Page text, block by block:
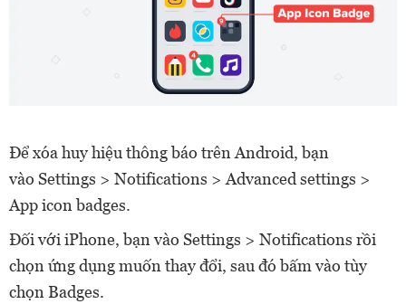
Để xóa huy hiệu thông báo trên Android, bạn
vào Settings > Notifications > Advanced settings >
App icon badges.
Đối với iPhone, bạn vào Settings > Notifications rồi
chọn ứng dụng muốn thay đổi, sau đó bấm vào tùy
chọn Badges.